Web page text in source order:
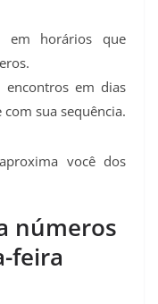
em horários que
encontros em dias
sua sequência.
você dos
números
feira